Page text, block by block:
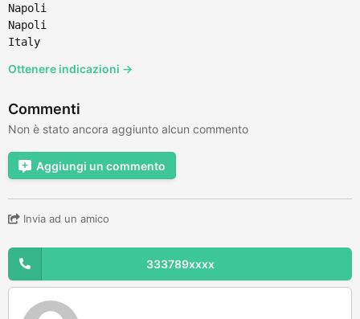
Napoli
Napoli
Italy
Ottenere indicazioni →
Commenti
Non è stato ancora aggiunto alcun commento
Aggiungi un commento
Invia ad un amico
333789xxxx